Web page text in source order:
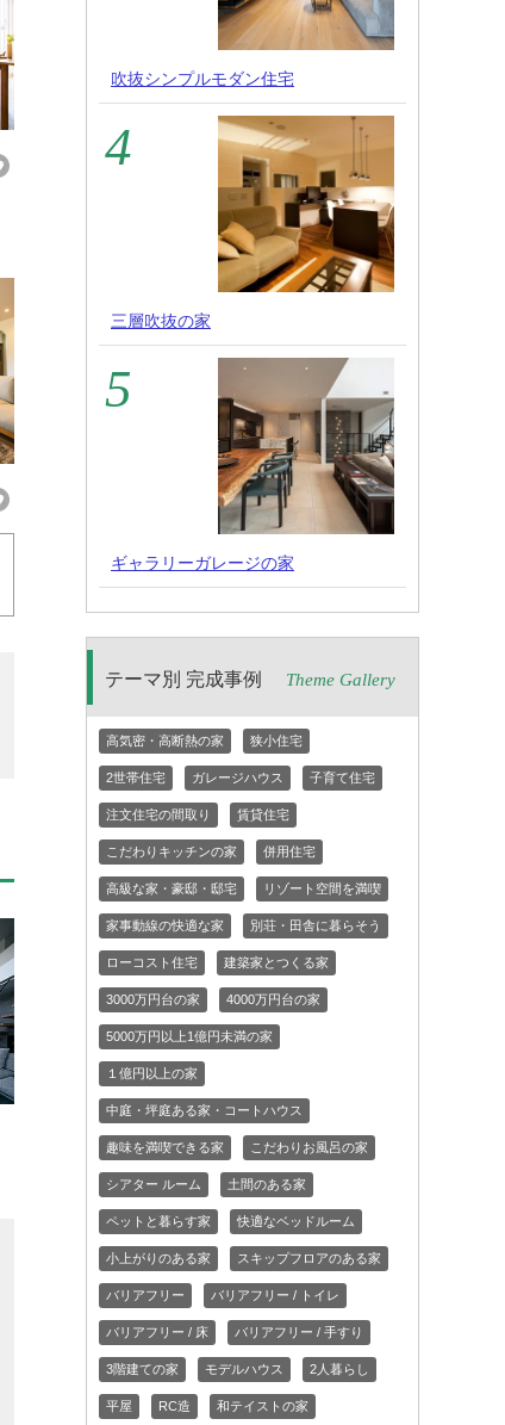
吹抜シンプルモダン住宅
三層吹抜の家
ギャラリーガレージの家
テーマ別 完成事例 Theme Gallery
高気密・高断熱の家 狭小住宅
2世帯住宅 ガレージハウス 子育て住宅
注文住宅の間取り 賃貸住宅
こだわりキッチンの家 併用住宅
高級な家・豪邸・邸宅 リゾート空間を満喫
家事動線の快適な家 別荘・田舎に暮らそう
ローコスト住宅 建築家とつくる家
3000万円台の家 4000万円台の家
5000万円以上1億円未満の家
１億円以上の家
中庭・坪庭ある家・コートハウス
趣味を満喫できる家 こだわりお風呂の家
シアター ルーム 土間のある家
ペットと暮らす家 快適なベッドルーム
小上がりのある家 スキップフロアのある家
バリアフリー バリアフリー / トイレ
バリアフリー / 床 バリアフリー / 手すり
3階建ての家 モデルハウス 2人暮らし
平屋 RC造 和テイストの家